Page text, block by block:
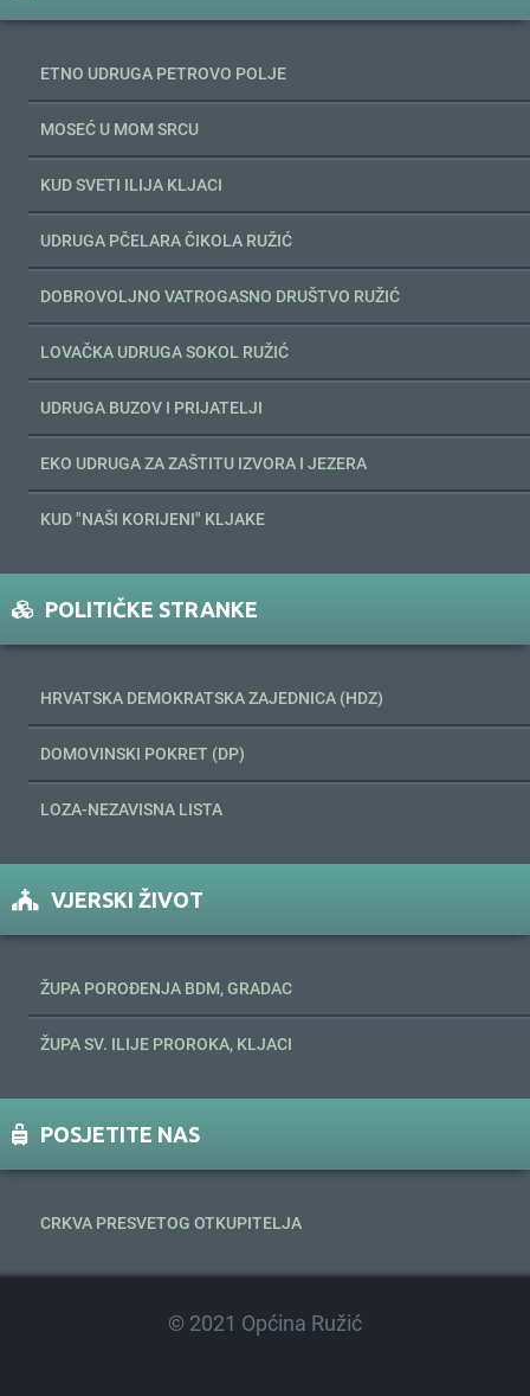
ETNO UDRUGA PETROVO POLJE
MOSEĆ U MOM SRCU
KUD SVETI ILIJA KLJACI
UDRUGA PČELARA ČIKOLA RUŽIĆ
DOBROVOLJNO VATROGASNO DRUŠTVO RUŽIĆ
LOVAČKA UDRUGA SOKOL RUŽIĆ
UDRUGA BUZOV I PRIJATELJI
EKO UDRUGA ZA ZAŠTITU IZVORA I JEZERA
KUD "NAŠI KORIJENI" KLJAKE
POLITIČKE STRANKE
HRVATSKA DEMOKRATSKA ZAJEDNICA (HDZ)
DOMOVINSKI POKRET (DP)
LOZA-NEZAVISNA LISTA
VJERSKI ŽIVOT
ŽUPA POROĐENJA BDM, GRADAC
ŽUPA SV. ILIJE PROROKA, KLJACI
POSJETITE NAS
CRKVA PRESVETOG OTKUPITELJA
© 2021 Općina Ružić